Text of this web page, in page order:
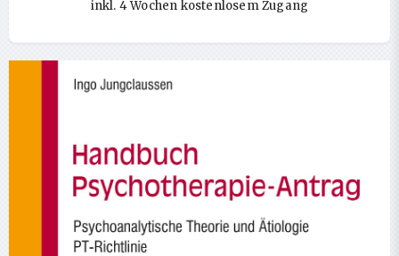
inkl. 4 Wochen kostenlosem Zugang